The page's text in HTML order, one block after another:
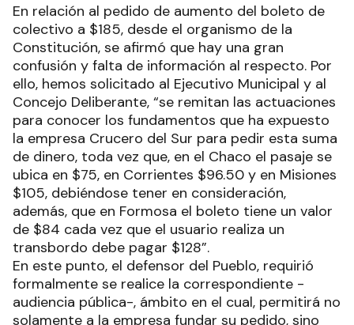
En relación al pedido de aumento del boleto de
colectivo a $185, desde el organismo de la
Constitución, se afirmó que hay una gran
confusión y falta de información al respecto. Por
ello, hemos solicitado al Ejecutivo Municipal y al
Concejo Deliberante, “se remitan las actuaciones
para conocer los fundamentos que ha expuesto
la empresa Crucero del Sur para pedir esta suma
de dinero, toda vez que, en el Chaco el pasaje se
ubica en $75, en Corrientes $96.50 y en Misiones
$105, debiéndose tener en consideración,
además, que en Formosa el boleto tiene un valor
de $84 cada vez que el usuario realiza un
transbordo debe pagar $128”.
En este punto, el defensor del Pueblo, requirió
formalmente se realice la correspondiente -
audiencia pública-, ámbito en el cual, permitirá no
solamente a la empresa fundar su pedido, sino